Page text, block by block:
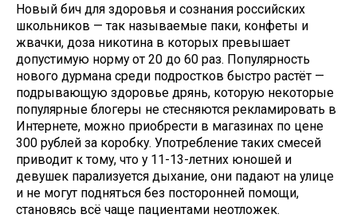
Новый бич для здоровья и сознания российских
школьников — так называемые паки, конфеты и
жвачки, доза никотина в которых превышает
допустимую норму от 20 до 60 раз. Популярность
нового дурмана среди подростков быстро растёт —
подрывающую здоровье дрянь, которую некоторые
популярные блогеры не стесняются рекламировать в
Интернете, можно приобрести в магазинах по цене
300 рублей за коробку. Употребление таких смесей
приводит к тому, что у 11-13-летних юношей и
девушек парализуется дыхание, они падают на улице
и не могут подняться без посторонней помощи,
становясь всё чаще пациентами неотложек.